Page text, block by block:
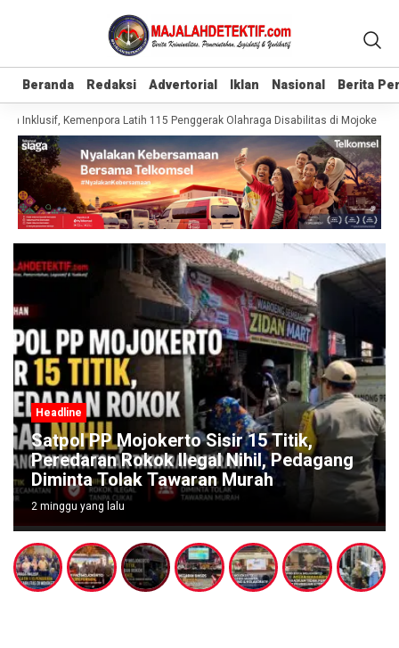
Beranda Redaksi Advertorial Iklan Nasional Berita
Beranda Redaksi Advertorial Iklan Nasional Berita
Inklusif, Kemenpora Latih 115 Penggerak Olahraga Disabilitas di Mojokerto
Headline
Satpol PP Mojokerto Sisir 15 Titik,
Peredaran Rokok Ilegal Nihil, Pedagang
Diminta Tolak Tawaran Murah
2 minggu yang lalu